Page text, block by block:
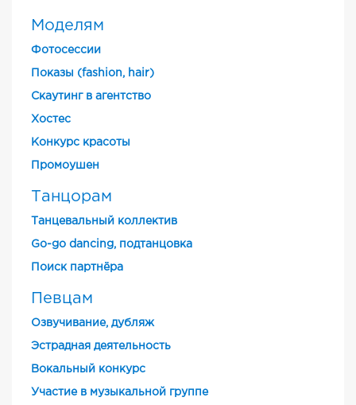
Моделям
Фотосессии
Показы (fashion, hair)
Скаутинг в агентство
Хостес
Конкурс красоты
Промоушен
Танцорам
Танцевальный коллектив
Go-go dancing, подтанцовка
Поиск партнёра
Певцам
Озвучивание, дубляж
Эстрадная деятельность
Вокальный конкурс
Участие в музыкальной группе